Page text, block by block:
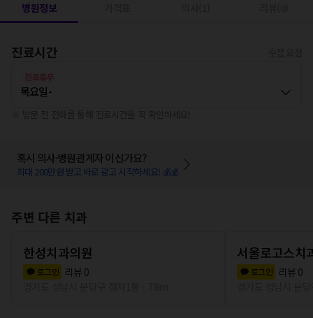
병원정보
진료시간
목요일-
혹시 의사·병원관계자 이신가요?
최대 200만원 받고 바로 광고 시작하세요! 💰💰
주변 다른 치과
한성치과의원
로그인 리뷰 0
서울로고스치
로그인 리뷰 0